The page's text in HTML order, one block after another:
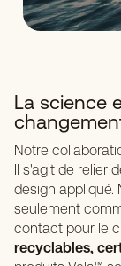
La science
Notre
Il s'agit de
design appliqué.
seulement
contact pour le
recyclables,